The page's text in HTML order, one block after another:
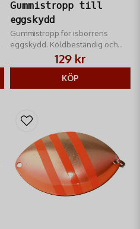
Gummistropp till
eggskydd
Gummistropp för isborrens
eggskydd. Köldbeständig och
hållbar reservdel som säkrar
skären under transport och
förvaring vid isfiske.
129 kr
KÖP